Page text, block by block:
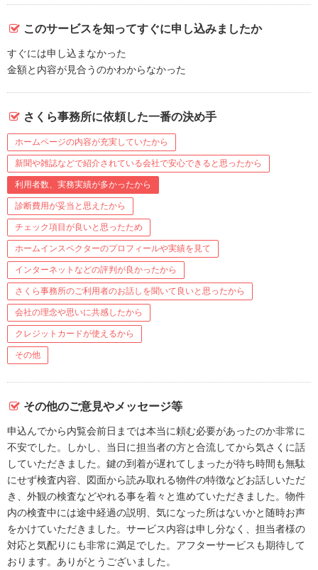
このサービスを知ってすぐに申し込みましたか
すぐには申し込まなかった
金額と内容が見合うのかわからなかった
さくら事務所に依頼した一番の決め手
ホームページの内容が充実していたから
新聞や雑誌などで紹介されている会社で安心できると思ったから
利用者数、実務実績が多かったから
診断費用が妥当と思えたから
チェック項目が良いと思ったため
ホームインスペクターのプロフィールや実績を見て
インターネットなどの評判が良かったから
さくら事務所のご利用者のお話しを聞いて良いと思ったから
会社の理念や思いに共感したから
クレジットカードが使えるから
その他
その他のご意見やメッセージ等
申込んでから内覧会前日までは本当に頼む必要があったのか非常に
不安でした。しかし、当日に担当者の方と合流してから気さくに話
していただきました。鍵の到着が遅れてしまったが待ち時間も無駄
にせず検査内容、図面から読み取れる物件の特徴などお話しいただ
き、外観の検査などやれる事を着々と進めていただきました。物件
内の検査中には途中経過の説明、気になった所はないかと随時お声
をかけていただきました。サービス内容は申し分なく、担当者様の
対応と気配りにも非常に満足でした。アフターサービスも期待して
おります。ありがとうございました。